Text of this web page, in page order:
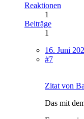
Reaktionen
1
Beiträge
1
16. Juni
#7
Zitat von
Das mit